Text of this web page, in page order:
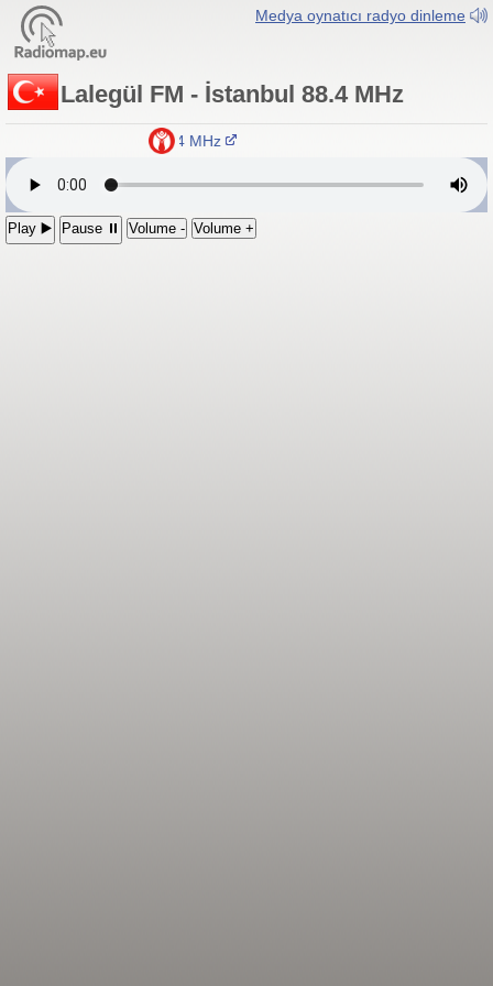
Medya oynatıcı radyo dinleme
Lalegül FM - İstanbul 88.4 MHz
FM - İstanbul 88.4 MHz
Play ▶️ Pause ⏸ Volume - Volume +